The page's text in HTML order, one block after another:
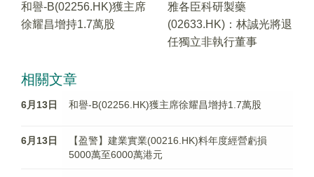
和譽-B(02256.HK)獲主席
徐耀昌增持1.7萬股
雅各臣科研製藥
(02633.HK)：林誠光將退
任獨立非執行董事
相關文章
6月13日 和譽-B(02256.HK)獲主席徐耀昌增持1.7萬股
6月13日
【盈警】建業實業(00216.HK)料年度經營虧損
5000萬至6000萬港元